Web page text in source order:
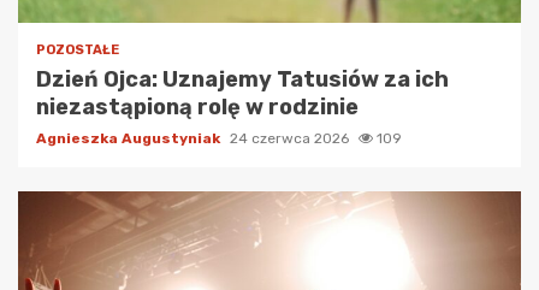
POZOSTAŁE
Dzień Ojca: Uznajemy Tatusiów za ich
niezastąpioną rolę w rodzinie
Agnieszka Augustyniak 24 czerwca 2026 109